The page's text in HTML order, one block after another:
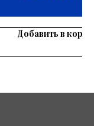
Добавить в